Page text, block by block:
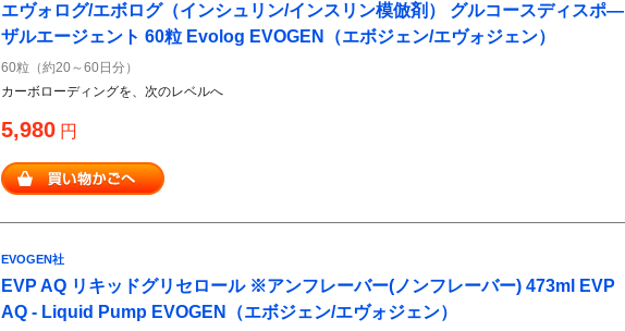
エヴォログ/エボログ（インシュリン/インスリン模倣剤） グルコースディスポ―
ザルエージェント 60粒 Evolog EVOGEN（エボジェン/エヴォジェン）
60粒（約20～60日分）
カーボローディングを、次のレベルへ
5,980 円
EVOGEN社
EVP AQ リキッドグリセロール ※アンフレーバー(ノンフレーバー) 473ml EVP
AQ - Liquid Pump EVOGEN（エボジェン/エヴォジェン）